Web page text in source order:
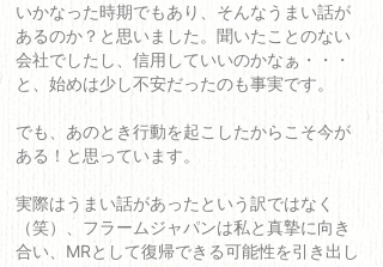
いかなった時期でもあり、そんなうまい話が
あるのか？と思いました。聞いたことのない
会社でしたし、信用していいのかなぁ・・・
と、始めは少し不安だったのも事実です。
でも、あのとき行動を起こしたからこそ今が
ある！と思っています。
実際はうまい話があったという訳ではなく
（笑）、フラームジャパンは私と真摯に向き
合い、MRとして復帰できる可能性を引き出し